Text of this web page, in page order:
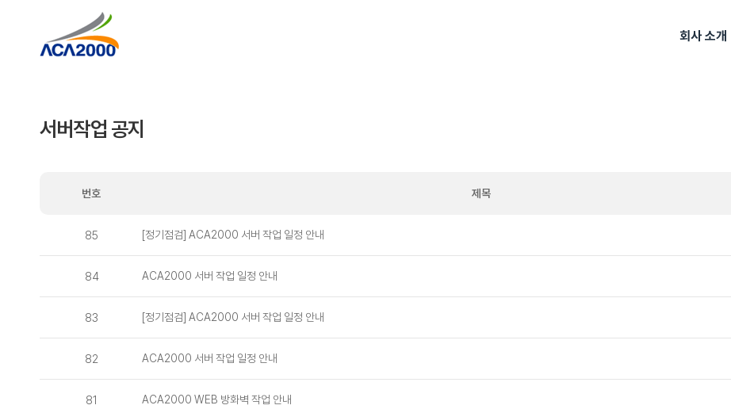
회사 소개
서버작업 공지
번호 제목
85 [정기점검] ACA2000 서버 작업 일정 안내
84 ACA2000 서버 작업 일정 안내
83 [정기점검] ACA2000 서버 작업 일정 안내
82 ACA2000 서버 작업 일정 안내
81 ACA2000 WEB 방화벽 작업 안내